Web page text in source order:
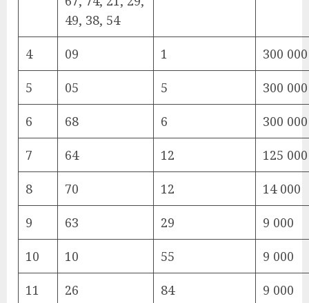
49, 38, 54
4 09 1 300 000
5 05 5 300 000
6 68 6 300 000
7 64 12 125 000
8 70 12 14 000
9 63 29 9 000
10 10 55 9 000
11 26 84 9 000